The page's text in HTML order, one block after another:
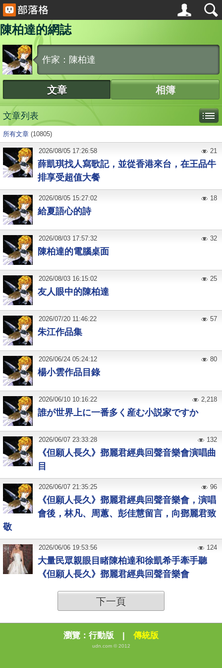
陳柏達的網誌
作家：陳柏達
文章 相簿
文章列表
所有文章 (10805)
薛凱琪找人寫歌記，並從香港來台，在王品牛
排享受超值大餐
2026/08/05 17:26:58 21
給夏語心的詩
2026/08/05 15:27:02 18
陳柏達的電腦桌面
2026/08/03 17:57:32 32
友人眼中的陳柏達
2026/08/03 16:15:02 25
朱江作品集
2026/07/20 11:46:22 57
楊小雲作品目錄
2026/06/24 05:24:12 80
誰が世界上に一番多く産む小説家ですか
2026/06/10 10:16:22 2,218
《但願人長久》鄧麗君經典回聲音樂會演唱曲
目
2026/06/07 23:33:28 132
《但願人長久》鄧麗君經典回聲音樂會，演唱
會後，林凡、周蕙、彭佳慧留言，向鄧麗君致
敬
2026/06/07 21:35:25 96
大量民眾親眼目睹陳柏達和徐凱希手牽手聽
《但願人長久》鄧麗君經典回聲音樂會
2026/06/06 19:53:56 124
下一頁
瀏覽： 行動版 | 傳統版
udn.com © 2012